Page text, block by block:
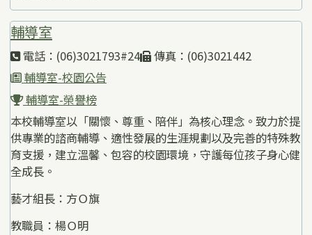
輔導室
電話：(06)3021793#24
傳真：(06)3021442
輔導室-校園公告
輔導室-榮譽榜
本校輔導室以「關懷、尊重、陪伴」為核心理念。致力於提
供專業的諮商輔導、適性發展的生涯規劃以及完善的特殊教
育支援，建立溫馨、包容的校園環境，守護每位孩子身心健
全成長。
藝才組長：方Ｏ旗
教職員：楊Ｏ明